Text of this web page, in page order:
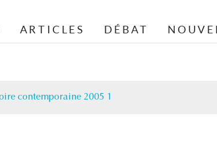
ARTICLES DÉBAT
contemporaine 2005 1